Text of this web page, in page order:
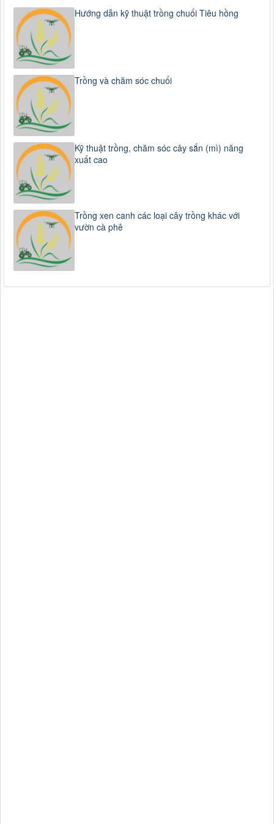
Hướng dẫn kỹ thuật trồng chuối Tiêu hồng
Trồng và chăm sóc chuối
Kỹ thuật trồng, chăm sóc cây sắn (mì) năng
xuất cao
Trồng xen canh các loại cây trồng khác với
vườn cà phê